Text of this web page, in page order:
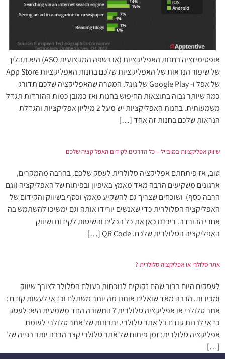
אופטימיזציה בחנות האפליקציות (או בשפה המקצועית ASO) היא תהליך
של שיפור הנראות של האפליקציות שלכם בחנות האפליקציות App Store
של אפל ו- Google Play של גוגל. המטרה שהאפליקציה שלכם תדורג
כמה שיותר גבוה בתוצאות החיפוש בחנות ואז כמובן כמות ההורדות תגדל
משמעותית. בחנות האפליקציות יש מעל 2 מיליון אפליקציות והגדלת
הנראות שלכם בחנות זה אחד […]
שיווק אפליקציות במובייל – כל הדרכים לקידום האפליקציה שלכם
טוב, אז פיתחתם אפליקציה סלולרית לעסק שלכם. בהרבה מהמקרים,
ארגונים משקיעים הרבה מאד מאמץ באיפיון ובפיתוח של האפליקציה (וגם
הרבה כסף) ושוכחים שצריך גם להשקיע מאמץ וכסף בשיווק והקידום של
האפליקציה הסלולרית כדי שאנשים יורידו אותה וגם ימשיכו להשתמש בה
אחרי ההורדה. ריכזנו כאן את כל הכלים והשיטות לקידום ושיווק
האפליקציה הסלולרית שלכם. QR Code […]
אתר סלולרי או אפליקציה סלולרית ?
לעסקים היום ברור שהם זקוקים לנוכחות בעולם הסלולר לצורך שיווק
ומכירות. הרבה מאד שואלים אותנו מה יותר משתלם וכדאי לעשות קודם :
אתר סלולרי או אפליקציה סלולרית ? התשובה החד משמעית היא: לעסק
כדאי לבנות קודם כל אתר סלולרי. יתרונות של אתר סלולרי לעומת
אפליקציה סלולרית: זמן פיתוח של אתר סלולרי קצר הרבה יותר בנייה של
[…]